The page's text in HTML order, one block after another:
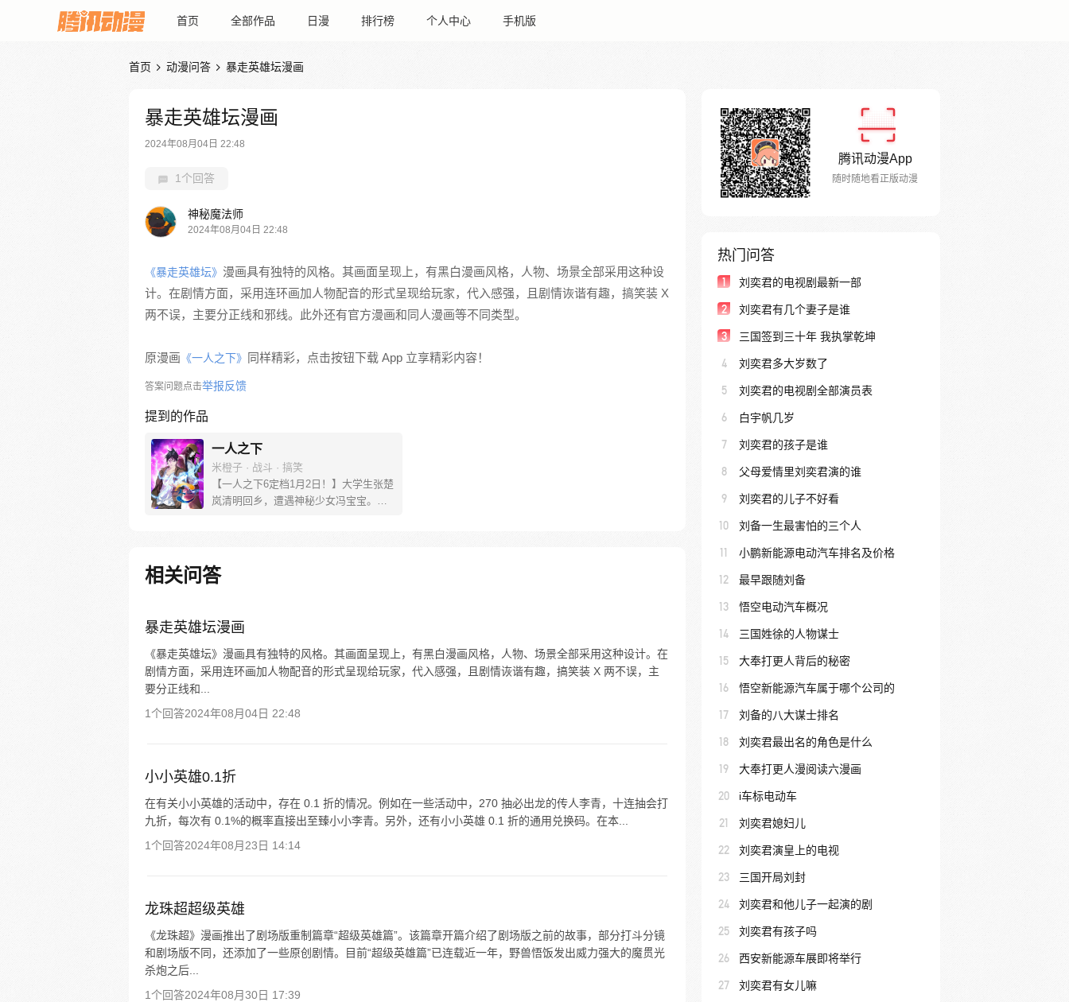
首页 全部作品 日漫 排行榜 个人中心 手机版
首页  动漫问答  暴走英雄坛漫画
暴走英雄坛漫画
2024年08月04日 22:48
1个回答
神秘魔法师
2024年08月04日 22:48
《暴走英雄坛》 漫画具有独特的风格。其画面呈现上，有黑白漫画风格，人物、场景全部采用这种设
计。在剧情方面，采用连环画加人物配音的形式呈现给玩家，代入感强，且剧情诙谐有趣，搞笑装 X
两不误，主要分正线和邪线。此外还有官方漫画和同人漫画等不同类型。
原漫画 《一人之下》 同样精彩，点击按钮下载 App 立享精彩内容！
答案问题点击举报反馈
提到的作品
一人之下
米橙子 · 战斗 · 搞笑
【一人之下6定档1月2日！】大学生张楚
岚清明回乡，遭遇神秘少女冯宝宝。素
己与爷爷身上的秘密，张楚岚的生活被
彻底颠覆，与冯宝宝一同踏上“异人”之
相关问答
暴走英雄坛漫画
《暴走英雄坛》漫画具有独特的风格。其画面呈现上，有黑白漫画风格，人物、场景全部采用这种设计。在
剧情方面，采用连环画加人物配音的形式呈现给玩家，代入感强，且剧情诙谐有趣，搞笑装 X 两不误，主
要分正线和...
1个回答2024年08月04日 22:48
小小英雄0.1折
在有关小小英雄的活动中，存在 0.1 折的情况。例如在一些活动中，270 抽必出龙的传人李青，十连抽会打
九折，每次有 0.1%的概率直接出至臻小小李青。另外，还有小小英雄 0.1 折的通用兑换码。在本...
1个回答2024年08月23日 14:14
龙珠超超级英雄
《龙珠超》漫画推出了剧场版重制篇章“超级英雄篇”。该篇章开篇介绍了剧场版之前的故事，部分打斗分镜
和剧场版不同，还添加了一些原创剧情。目前“超级英雄篇”已连载近一年，野兽悟饭发出威力强大的魔贯光
杀炮之后...
1个回答2024年08月30日 17:39
腾讯动漫App
随时随地看正版动漫
热门问答
1 刘奕君的电视剧最新一部
2 刘奕君有几个妻子是谁
3 三国签到三十年 我执掌乾坤
4 刘奕君多大岁数了
5 刘奕君的电视剧全部演员表
6 白宇帆几岁
7 刘奕君的孩子是谁
8 父母爱情里刘奕君演的谁
9 刘奕君的儿子不好看
10 刘备一生最害怕的三个人
11 小鹏新能源电动汽车排名及价格
12 最早跟随刘备
13 悟空电动汽车概况
14 三国姓徐的人物谋士
15 大奉打更人背后的秘密
16 悟空新能源汽车属于哪个公司的
17 刘备的八大谋士排名
18 刘奕君最出名的角色是什么
19 大奉打更人漫阅读六漫画
20 i车标电动车
21 刘奕君媳妇儿
22 刘奕君演皇上的电视
23 三国开局刘封
24 刘奕君和他儿子一起演的剧
25 刘奕君有孩子吗
26 西安新能源车展即将举行
27 刘奕君有女儿嘛